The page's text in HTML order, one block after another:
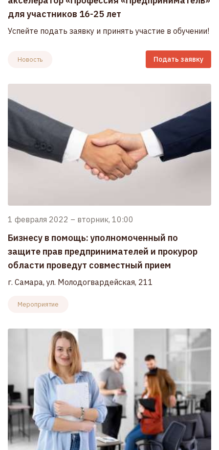
для участников 16-25 лет
Успейте подать заявку и принять участие в обучении!
Новость Подать заявку
1 февраля 2022 – вторник, 10:00
Бизнесу в помощь: уполномоченный по
защите прав предпринимателей и прокурор
области проведут совместный прием
г. Самара, ул. Молодогвардейская, 211
Мероприятие